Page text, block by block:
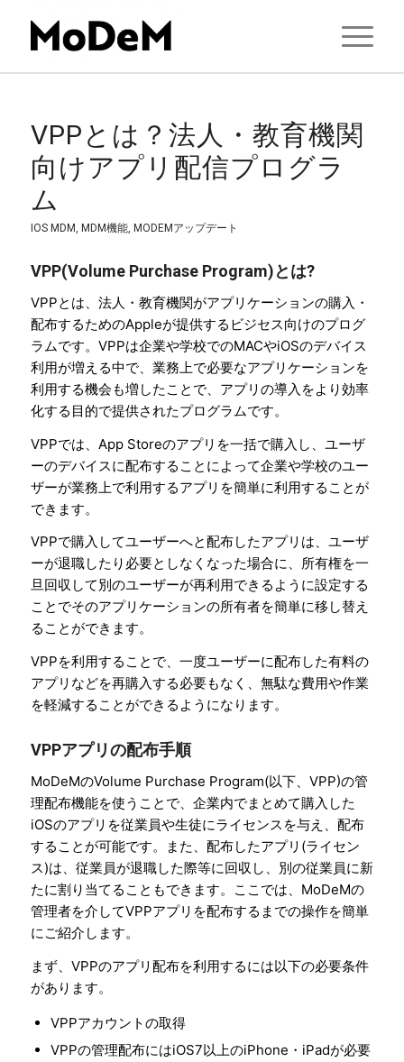
VPPとは？法人・教育機関
向けアプリ配信プログラ
ム
IOS MDM, MDM機能, MODEMアップデート
VPP(Volume Purchase Program)とは?
VPPとは、法人・教育機関がアプリケーションの購入・
配布するためのAppleが提供するビジセス向けのプログ
ラムです。VPPは企業や学校でのMACやiOSのデバイス
利用が増える中で、業務上で必要なアプリケーションを
利用する機会も増したことで、アプリの導入をより効率
化する目的で提供されたプログラムです。
VPPでは、App Storeのアプリを一括で購入し、ユーザ
ーのデバイスに配布することによって企業や学校のユー
ザーが業務上で利用するアプリを簡単に利用することが
できます。
VPPで購入してユーザーへと配布したアプリは、ユーザ
ーが退職したり必要としなくなった場合に、所有権を一
旦回収して別のユーザーが再利用できるように設定する
ことでそのアプリケーションの所有者を簡単に移し替え
ることができます。
VPPを利用することで、一度ユーザーに配布した有料の
アプリなどを再購入する必要もなく、無駄な費用や作業
を軽減することができるようになります。
VPPアプリの配布手順
MoDeMのVolume Purchase Program(以下、VPP)の管
理配布機能を使うことで、企業内でまとめて購入した
iOSのアプリを従業員や生徒にライセンスを与え、配布
することが可能です。また、配布したアプリ(ライセン
ス)は、従業員が退職した際等に回収し、別の従業員に新
たに割り当てることもできます。ここでは、MoDeMの
管理者を介してVPPアプリを配布するまでの操作を簡単
にご紹介します。
まず、VPPのアプリ配布を利用するには以下の必要条件
があります。
VPPアカウントの取得
VPPの管理配布にはiOS7以上のiPhone・iPadが必要